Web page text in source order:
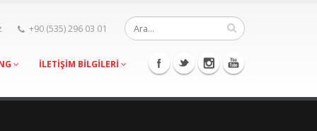
+90 (535) 296 03 01
İLETİŞİM BİLGİLERİ